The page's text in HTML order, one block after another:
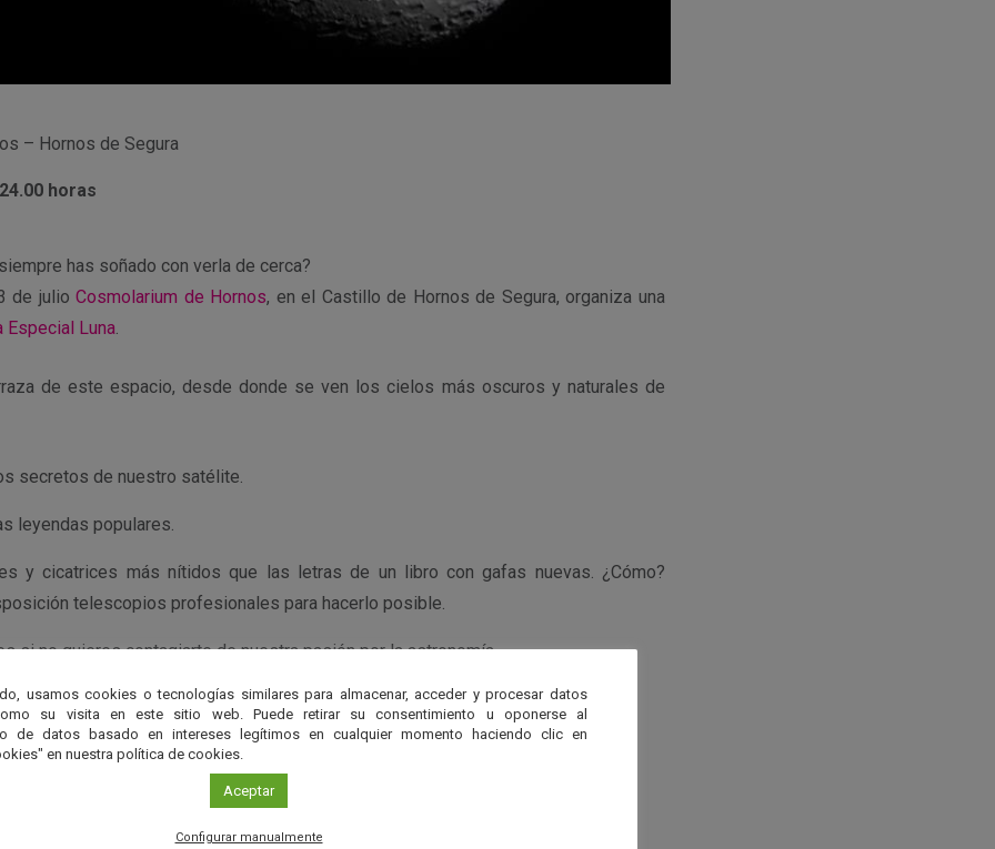
– Hornos de Segura
horas
has soñado con verla de cerca?
de julioCosmolarium de Hornos, en el Castillo de Hornos de Segura, organiza una
Especial Luna
de este espacio, desde donde se ven los cielos más oscuros y naturales de
secretos de nuestro satélite.
leyendas populares.
y cicatrices más nítidos que las letras de un libro con gafas nuevas. ¿Cómo?
telescopios profesionales para hacerlo posible.
si no quieres contagiarte de nuestra pasión por la astronomía.
12 años: 12 € - Menores de 4 años: Gratis
usamos cookies o tecnologías similares para almacenar, acceder y procesar datos
su visita en este sitio web. Puede retirar su consentimiento u oponerse al
de datos basado en intereses legítimos en cualquier momento haciendo clic en
en nuestra política de cookies.
Aceptar
Configurar manualmente